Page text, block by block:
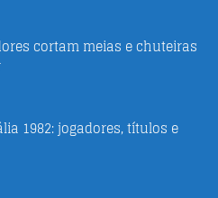
cortam meias e chuteiras
1982: jogadores, títulos e